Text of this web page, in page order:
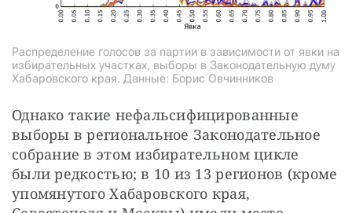
Распределение голосов за партии в зависимости от явки на
избирательных участках, выборы в Законодательную думу
Хабаровского края. Данные: Борис Овчинников
Однако такие нефальсифицированные
выборы в региональное Законодательное
собрание в этом избирательном цикле
были редкостью; в 10 из 13 регионов (кроме
упомянутого Хабаровского края,